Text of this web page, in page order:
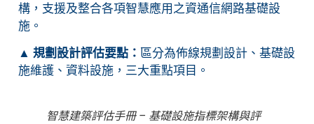
構，支援及整合各項智慧應用之資通信網路基礎設
施。
▲ 規劃設計評估要點： 區分為佈線規劃設計、基礎設
施維護、資料設施，三大重點項目。
智慧建築評估手冊 – 基礎設施指標架構與評